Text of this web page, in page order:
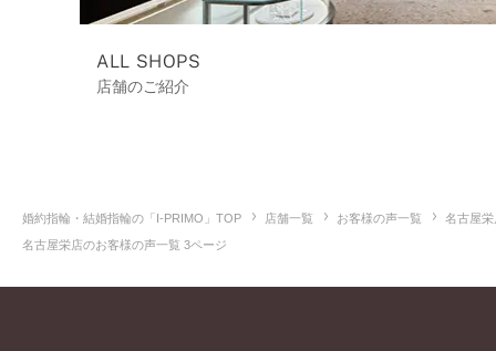
ALL SHOPS
店舗のご紹介
婚約指輪・結婚指輪の「I-PRIMO」TOP 店舗一覧 お客様の声一覧
名古屋
名古屋栄店のお客様の声一覧 3ページ